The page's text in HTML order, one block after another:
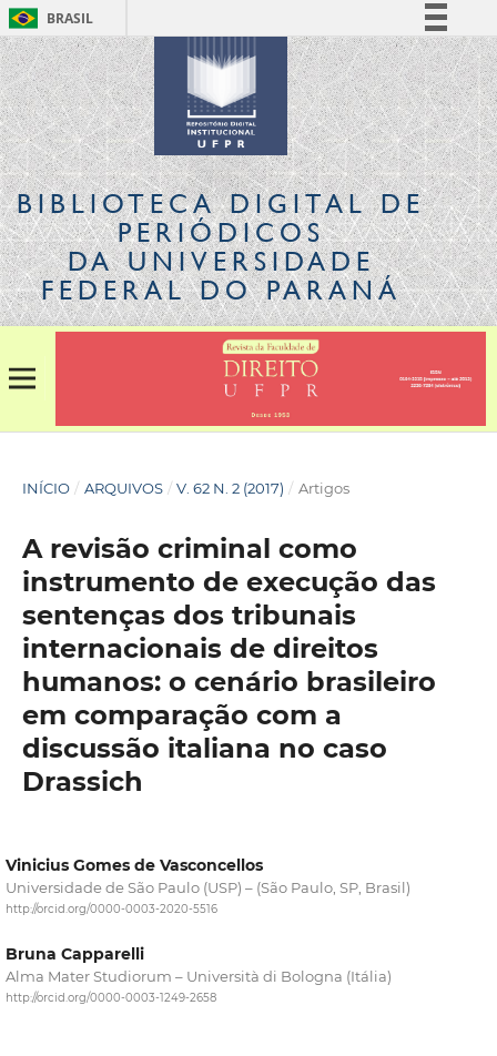
BRASIL
Simplifique!
Comunica BR
Participe
Acesso à informação
Legislação
Canais
BIBLIOTECA DIGITALDE
PERIÓDICOS
DA UNIVERSIDADE
FEDERAL DO PARANÁ
INÍCIO / ARQUIVOS / V. 62 N. 2 (2017) / Artigos
A revisão criminal como
instrumento de execução das
sentenças dos tribunais
internacionais de direitos
humanos: o cenário brasileiro
em comparação com a
discussão italiana no caso
Drassich
Vinicius Gomes de Vasconcellos
Universidade de São Paulo (USP) – (São Paulo, SP, Brasil)
http://orcid.org/0000-0003-2020-5516
Bruna Capparelli
Alma Mater Studiorum – Università di Bologna (Itália)
http://orcid.org/0000-0003-1249-2658